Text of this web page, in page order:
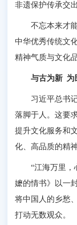
非遗保护传承交
不忘本来才能
中华优秀传统文
精神气质与文化
与古为新 为
习近平总书记
落脚于人。这要
提升文化服务和
化、高品质的精
“江海万里，心
嬷的情书》以一
将中国人的乡愁
打动无数观众。